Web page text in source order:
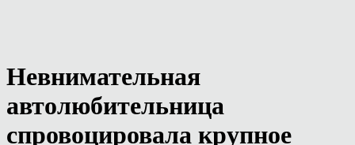
Невнимательная
автолюбительница
спровоцировала крупное